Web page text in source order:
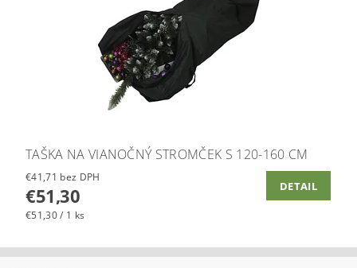
TAŠKA NA VIANOČNÝ STROMČEK S 120-160 CM
€41,71 bez DPH
€51,30
€51,30 / 1 ks
DETAIL